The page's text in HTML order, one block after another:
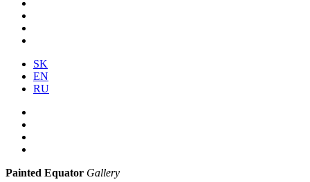
SK
EN
RU
Painted Equator Gallery